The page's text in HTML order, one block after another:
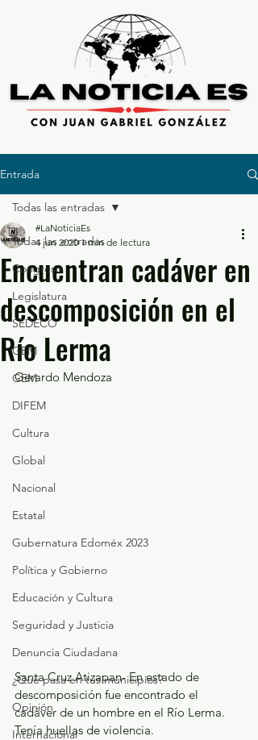
Entrada
Todas las entradas
Congreso
Legislatura
SEDECO
GEM
GEM
DIFEM
Cultura
Global
Nacional
Estatal
Gubernatura Edoméx 2023
Política y Gobierno
Educación y Cultura
Seguridad y Justicia
Denuncia Ciudadana
¿Qué pasa en tus municipios?
Opinión
Internacional
Todas las entradas
Encuentran cadáver en
descomposición en el
Río Lerma
#LaNoticiaEs
4 jun 2020 1 min de lectura
Gerardo Mendoza
Santa Cruz Atizapan- En estado de
descomposición fue encontrado el
cadáver de un hombre en el Río Lerma.
Tenía huellas de violencia.